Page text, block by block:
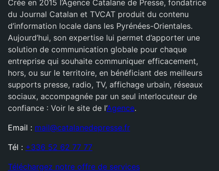
Crée en 2015 l’Agence Catalane de Presse, fondatrice
du Journal Catalan et TVCAT produit du contenu
d’information locale dans les Pyrénées-Orientales.
Aujourd’hui, son expertise lui permet d’apporter une
solution de communication globale pour chaque
entreprise qui souhaite communiquer efficacement,
hors, ou sur le territoire, en bénéficiant des meilleurs
supports presse, radio, TV, affichage urbain, réseaux
sociaux, accompagnée par un seul interlocuteur de
confiance : Voir le site de l’Agence.
Email : mail@catalanedepresse.fr
Tél : +336 52 62 77 77
Téléchargez notre offre de services